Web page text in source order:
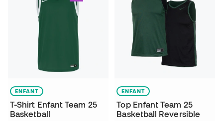
ENFANT
T-Shirt Enfant Team 25
Basketball
ENFANT
Top Enfant Team 25
Basketball Reversible